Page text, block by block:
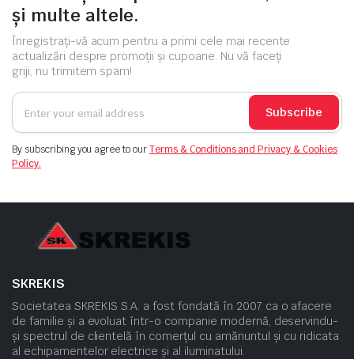
și multe altele.
Înregistrați-vă acum pentru a primi cele mai recente
actualizări despre promoții și cupoane. Nu vă faceți
griji, nu trimitem spam!
Subscribe
By subscribing you agree to ourTerms & Conditions and Privacy & Cookies
Policy.
SKREKIS
Societatea SKREKIS S.A. a fost fondată în 2007 ca o afacere
de familie și a evoluat într-o companie modernă, deservindu-
și spectrul de clientelă în comerțul cu amănuntul și cu ridicata
al echipamentelor electrice și al iluminatului.